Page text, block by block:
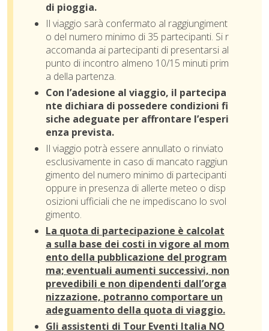
di pioggia.
Il viaggio sarà confermato al raggiungiment
o del numero minimo di 35 partecipanti. Si r
accomanda ai partecipanti di presentarsi al
punto di incontro almeno 10/15 minuti prim
a della partenza.
Con l’adesione al viaggio, il partecipa
nte dichiara di possedere condizioni fi
siche adeguate per affrontare l’esperi
enza prevista.
Il viaggio potrà essere annullato o rinviato
esclusivamente in caso di mancato raggiun
gimento del numero minimo di partecipanti
oppure in presenza di allerte meteo o disp
osizioni ufficiali che ne impediscano lo svol
gimento.
La quota di partecipazione è calcolat
a sulla base dei costi in vigore al mom
ento della pubblicazione del program
ma; eventuali aumenti successivi, non
prevedibili e non dipendenti dall’orga
nizzazione, potranno comportare un
adeguamento della quota di viaggio.
Gli assistenti di Tour Eventi Italia NO